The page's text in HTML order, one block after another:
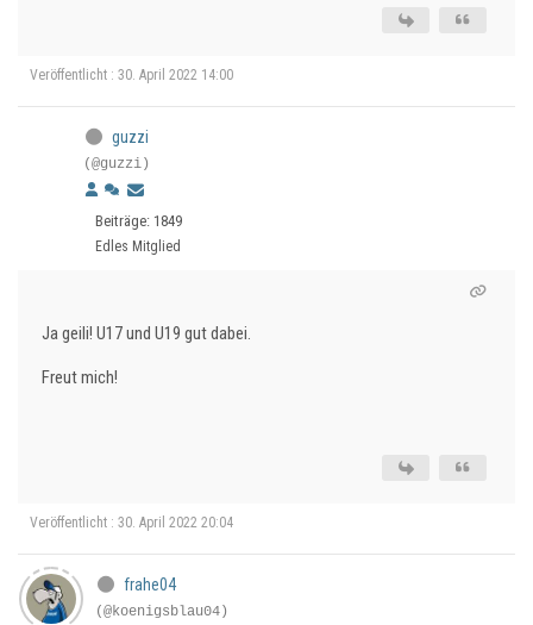
Veröffentlicht : 30. April 2022 14:00
guzzi
(@guzzi)
Beiträge: 1849
Edles Mitglied
Ja geili! U17 und U19 gut dabei.
Freut mich!
Veröffentlicht : 30. April 2022 20:04
frahe04
(@koenigsblau04)